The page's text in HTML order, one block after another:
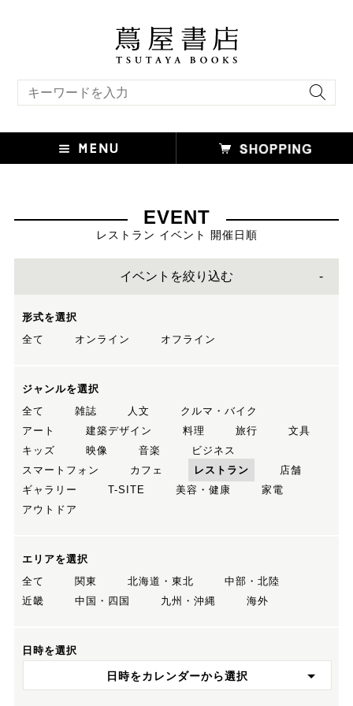
EVENT
レストラン イベント 開催日順
イベントを絞り込む
形式を選択
全て
オンライン オフライン
ジャンルを選択
全て
雑誌 人文
クルマ・バイク
アート
建築デザイン 料理 旅行
文具
キッズ
映像 音楽
ビジネス
スマートフォン
カフェ レストラン
店舗
ギャラリー
T-SITE 美容・健康
家電
アウトドア
エリアを選択
全て
関東 北海道・東北
中部・北陸
近畿
中国・四国 九州・沖縄 海外
日時を選択
日時をカレンダーから選択